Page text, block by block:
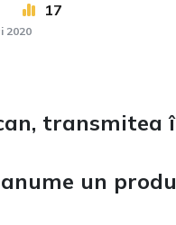
17
2020
transmitea
un